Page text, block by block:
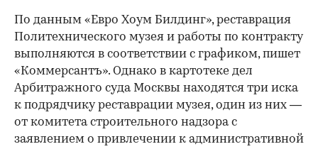
По данным «Евро Хоум Билдинг», реставрация
Политехнического музея и работы по контракту
выполняются в соответствии с графиком, пишет
«Коммерсантъ». Однако в картотеке дел
Арбитражного суда Москвы находятся три иска
к подрядчику реставрации музея, один из них —
от комитета строительного надзора с
заявлением о привлечении к административной